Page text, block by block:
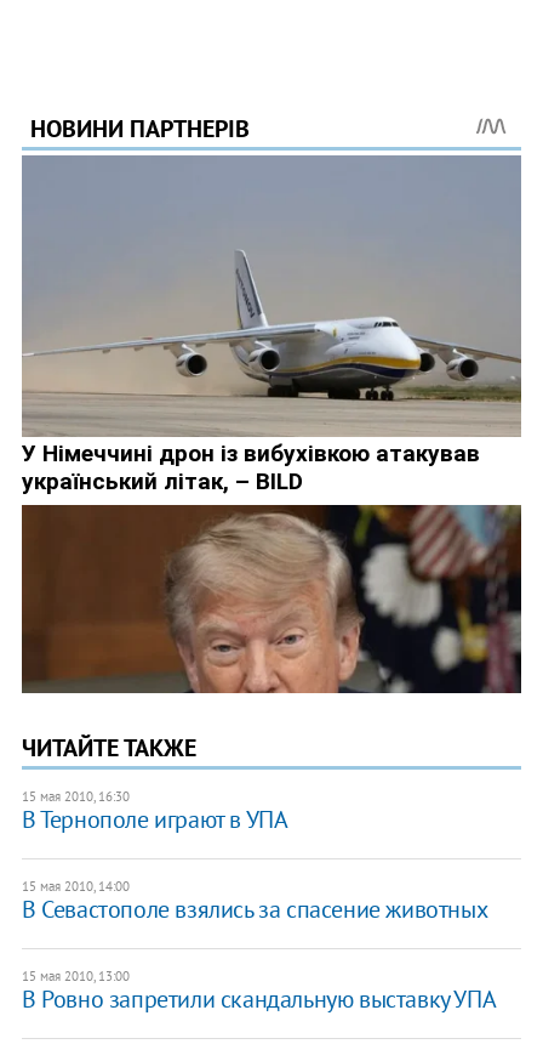
ЧИТАЙТЕ ТАКЖЕ
15 мая 2010, 16:30
В Тернополе играют в УПА
15 мая 2010, 14:00
В Севастополе взялись за спасение животных
15 мая 2010, 13:00
В Ровно запретили скандальную выставку УПА